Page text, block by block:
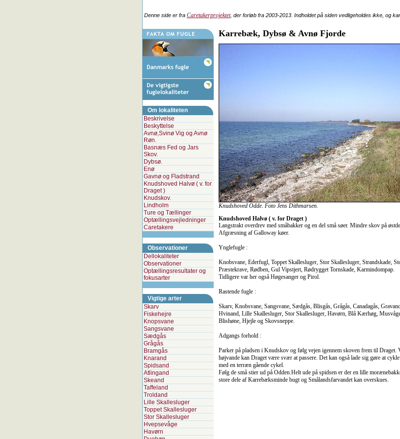
Denne side er fra Caretakerprojektet, der forløb fra 2003-2013. Indholdet på siden vedligeholdes ikke, og
Om lokaliteten
Beskrivelse
Beskyttelse
Avnø,Svinø Vig og Avnø
Røn.
Basnæs Fed og Jars
Skov.
Dybsø.
Enø
Gavnø og Fladstrand
Knudshoved Halvø ( v. for
Draget )
Knudskov.
Lindholm
Ture og Tællinger
Optællingsvejledninger
Caretakere
Observationer
Dellokaliteter
Observationer
Optællingsresultater og
fokusarter
Vigtige arter
Skarv
Fiskehejre
Knopsvane
Sangsvane
Sædgås
Grågås
Bramgås
Knarand
Spidsand
Atlingand
Skeand
Taffeland
Troldand
Lille Skallesluger
Toppet Skallesluger
Stor Skallesluger
Hvepsevåge
Havørn
Karrebæk, Dybsø & Avnø Fjorde
Knudshoved Odde. Foto Jens Dithmarsen.
Knudshoved Halvø ( v. for Draget )
Langstrakt overdrev med småbakker og en del små søer. Mindre skov på
Afgræsning af Galloway køer.
Ynglefugle :
Knobsvane, Ederfugl, Toppet Skallesluger, Stor Skallesluger, Strandskade,
Præstekrave, Rødben, Gul Vipstjert, Rødrygget Tornskade, Karmindompap.
Tidligere var her også Høgesanger og Pirol.
Rastende fugle :
Skarv, Knobsvane, Sangsvane, Sædgås, Blisgås, Grågås, Canadagås,
Hvinand, Lille Skallesluger, Stor Skallesluger, Havørn, Blå Kærhøg,
Blishøne, Hjejle og Skovsneppe.
Adgangs forhold :
Parker på pladsen i Knudskov og følg vejen igennem skoven frem til Draget.
højvande kan Draget være svær at passere. Det kan også lade sig gøre at
med en terræn gående cykel.
Følg de små stier ud på Odden.Helt ude på spidsen er der en lille
store dele af Karrebæksminde bugt og Smålandsfarvandet kan overskues.